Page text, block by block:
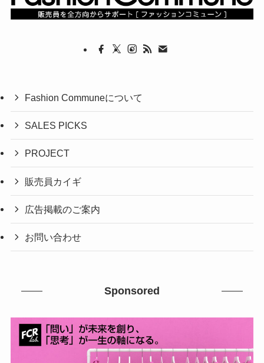
Fashion Communeについて
SALES PICKS
PROJECT
販売員カイギ
広告掲載のご案内
お問い合わせ
Sponsored